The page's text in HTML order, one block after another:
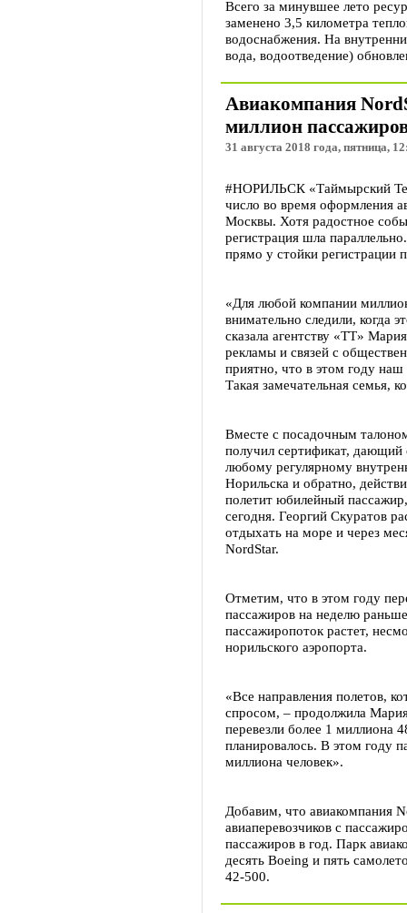
Всего за минувшее лето
заменено 3,5 километра
водоснабжения. На
вода, водоотведение)
Авиакомпания
миллион
31 августа 2018 года, пятница,
#НОРИЛЬСК «Таймырский
число во время оформления
Москвы. Хотя радостное
регистрация шла
прямо у стойки регистрации
«Для любой компании
внимательно следили, когда
сказала агентству «ТТ»
рекламы и связей с
приятно, что в этом году
Такая замечательная семья,
Вместе с посадочным
получил сертификат, дающий
любому регулярному
Норильска и обратно,
полетит юбилейный
сегодня. Георгий Скуратов
отдыхать на море и через
NordStar.
Отметим, что в этом году
пассажиров на неделю
пассажиропоток растет,
норильского аэропорта.
«Все направления полетов,
спросом, – продолжила
перевезли более 1 миллиона
планировалось. В этом году
миллиона человек».
Добавим, что авиакомпания
авиаперевозчиков с
пассажиров в год. Парк
десять Boeing и пять
42-500.